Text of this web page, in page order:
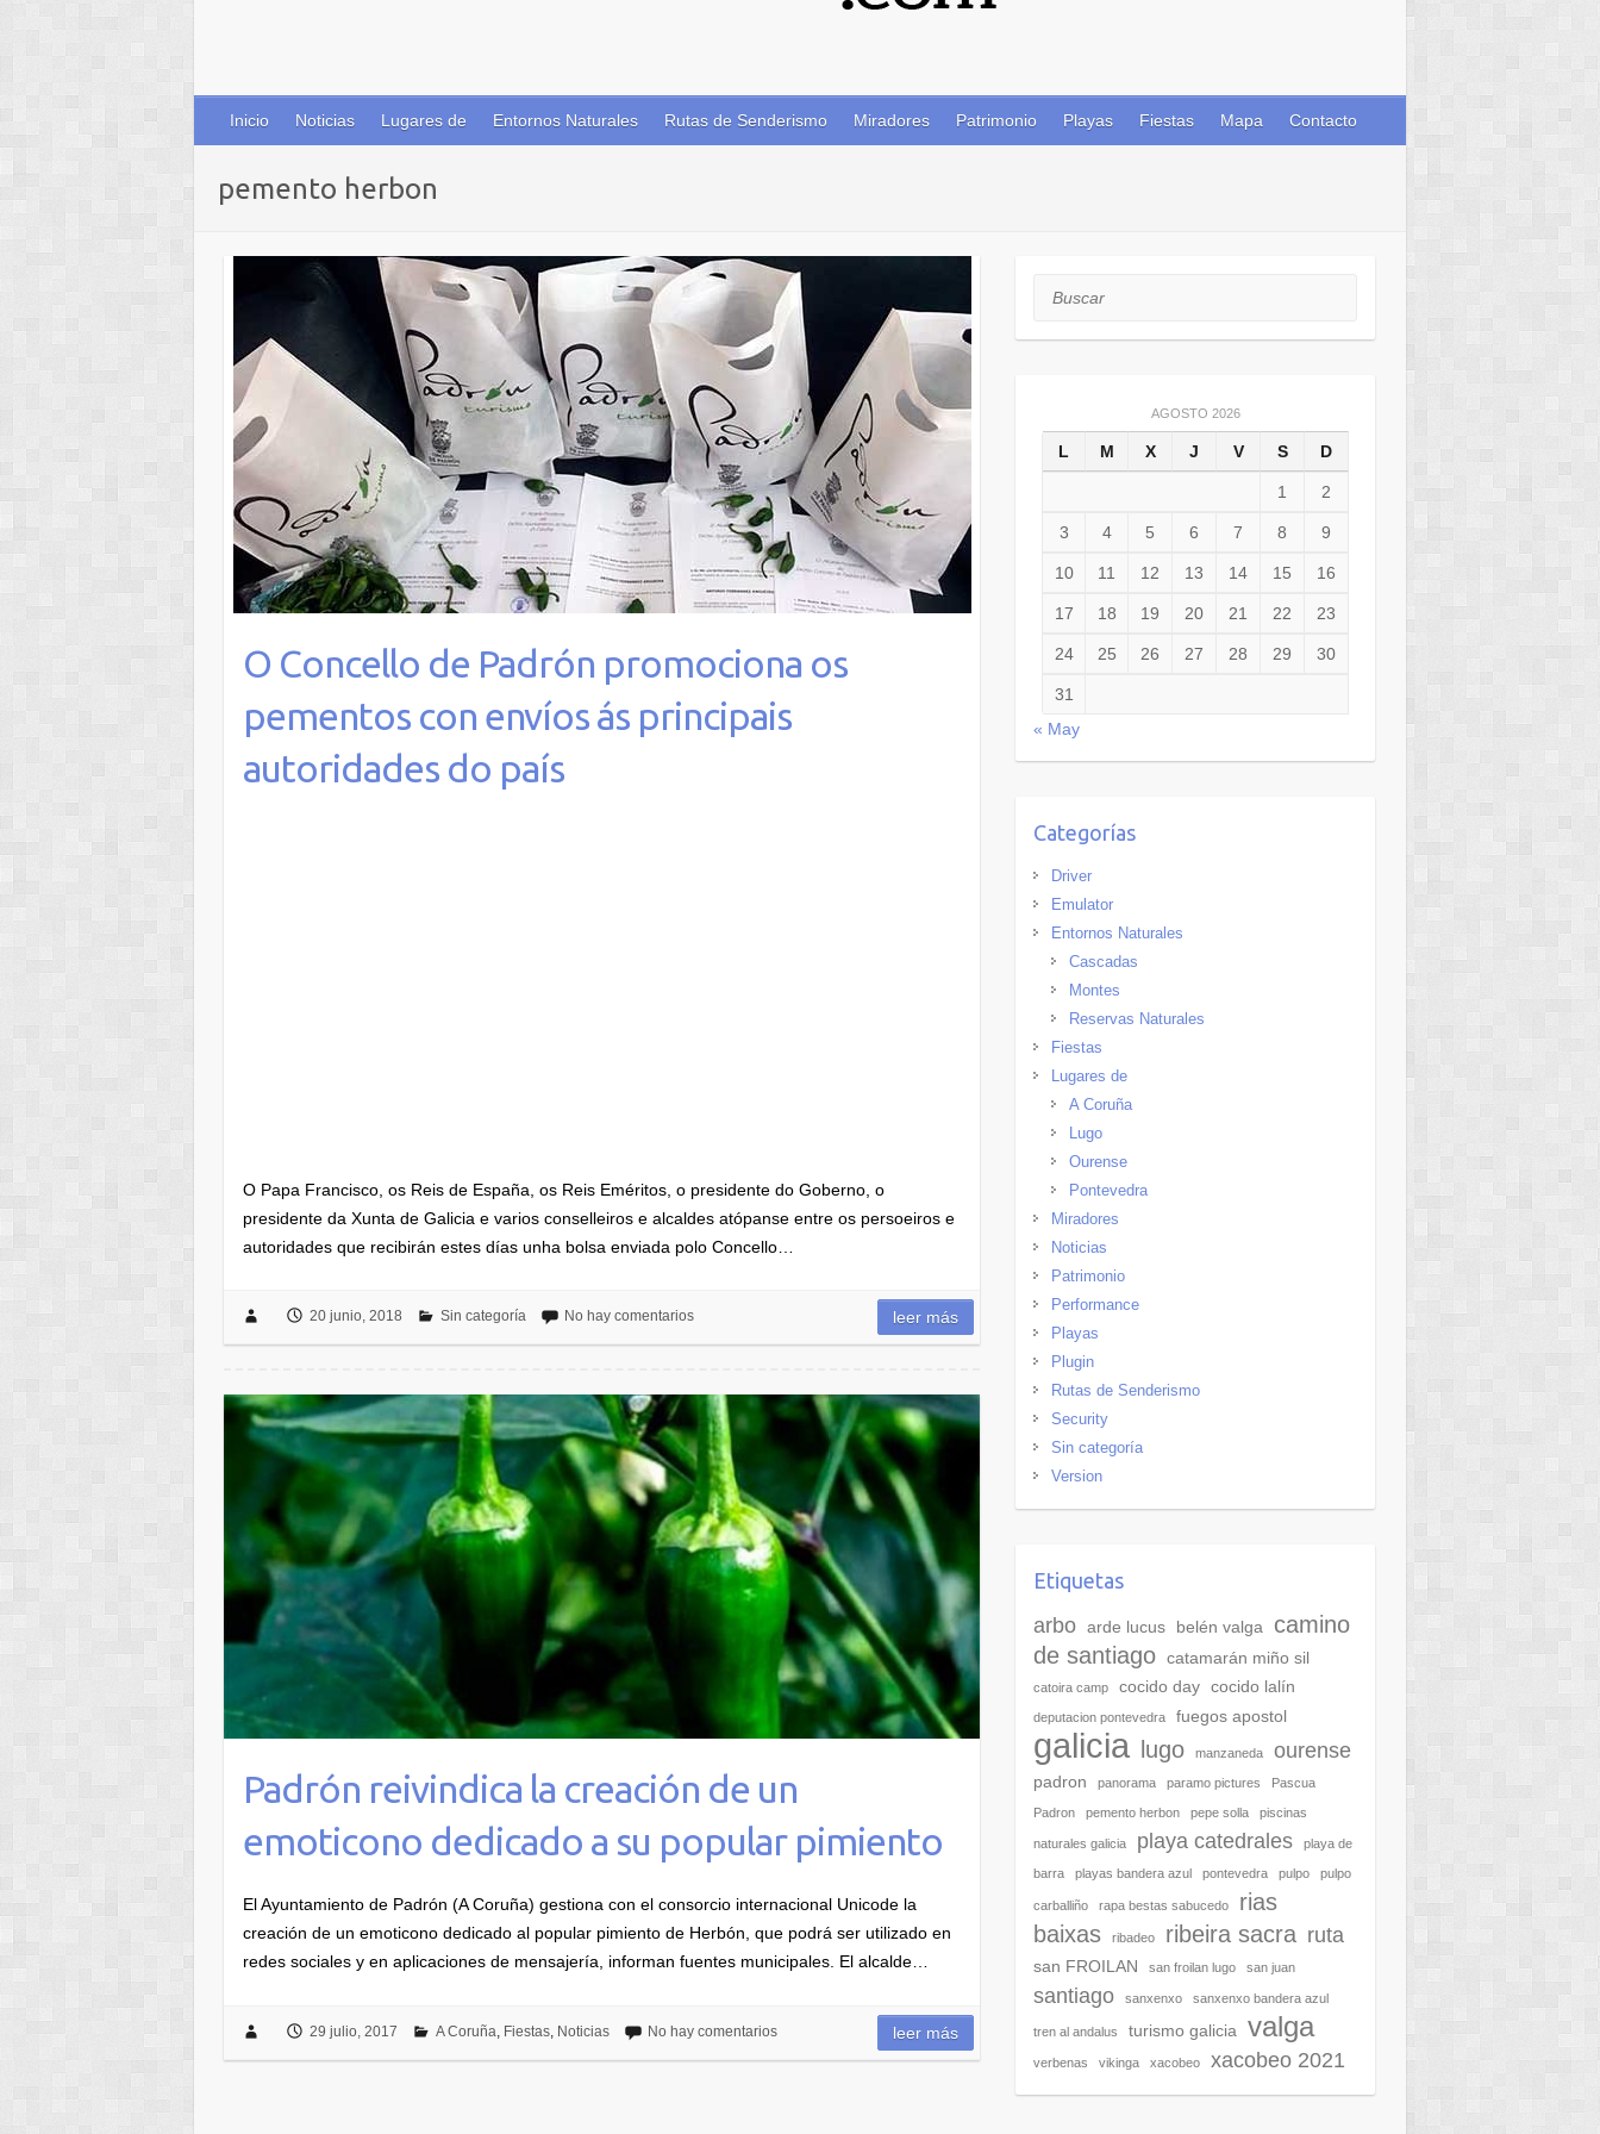
Inicio Noticias Lugares de Entornos Naturales Rutas de Senderismo Miradores Patrimonio Playas Fiestas Mapa Contacto
pemento herbon
O Concello de Padrón promociona os
pementos con envíos ás principais
autoridades do país
O Papa Francisco, os Reis de España, os Reis Eméritos, o presidente do Goberno, o
presidente da Xunta de Galicia e varios conselleiros e alcaldes atópanse entre os persoeiros e
autoridades que recibirán estes días unha bolsa enviada polo Concello…
20 junio, 2018 Sin categoría No hay comentarios leer más
Padrón reivindica la creación de un
emoticono dedicado a su popular pimiento
El Ayuntamiento de Padrón (A Coruña) gestiona con el consorcio internacional Unicode la
creación de un emoticono dedicado al popular pimiento de Herbón, que podrá ser utilizado en
redes sociales y en aplicaciones de mensajería, informan fuentes municipales. El alcalde…
29 julio, 2017 A Coruña Fiestas, Noticias No hay comentarios leer más
Buscar
AGOSTO 2026
L M X J V S D
1 2
3 4 5 6 7 8 9
10 11 12 13 14 15 16
17 18 19 20 21 22 23
24 25 26 27 28 29 30
31
« May
Categorías
Driver
Emulator
Entornos Naturales
Cascadas
Montes
Reservas Naturales
Fiestas
Lugares de
A Coruña
Lugo
Ourense
Pontevedra
Miradores
Noticias
Patrimonio
Performance
Playas
Plugin
Rutas de Senderismo
Security
Sin categoría
Version
Etiquetas
arbo arde lucus belén valga
camino
de santiago catamarán miño sil
catoira camp cocido day cocido lalín
deputacion pontevedra fuegos apostol
galicia lugo manzaneda ourense
padron panorama paramo pictures Pascua
Padron pemento herbon pepe solla piscinas
naturales galicia playa catedrales playa de
barra playas bandera azul pontevedra pulpo pulpo
carballiño rapa bestas sabucedo
rias
baixas
ribadeo ribeira sacra ruta
san FROILAN san froilan lugo san juan
santiago sanxenxo sanxenxo bandera azul
tren al andalus turismo galicia valga
verbenas vikinga xacobeo xacobeo 2021